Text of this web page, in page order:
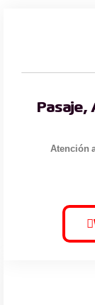
Pasaje,
Atención